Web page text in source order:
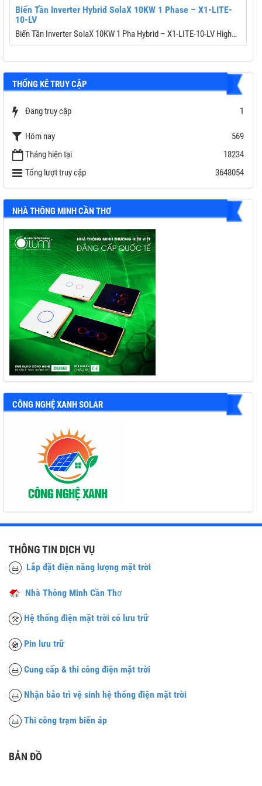
Biến Tần Inverter Hybrid SolaX 10KW 1 Phase – X1-LITE-
10-LV
Biến Tần Inverter SolaX 10KW 1 Pha Hybrid – X1-LITE-10-LV High
Performance
Thương hiệu: Solax Power
Công suất PV tối đa: 20,000 Wp
Điện áp PV tối đa: 600 V
Dòng sạc/xả tối đa: 220 A / 220 A
Bảo hành: 7 năm ( 10 năm với combo Battery SOLAX )
THỐNG KÊ TRUY CẬP
Đang truy cập 1
Hôm nay
569
Tháng hiện tại
18234
Tổng lượt truy cập
3648054
NHÀ THÔNG MINH CẦN THƠ
CÔNG NGHỆ XANH SOLAR
THÔNG TIN DỊCH VỤ
Lắp đặt điện năng lượng mặt trời
Nhà Thông Minh Cần Thơ
Hệ thống điện mặt trời có lưu trữ
Pin lưu trữ
Cung cấp & thi công điện mặt trời
Nhận bảo trì vệ sinh hệ thống điện mặt trời
Thi công trạm biến áp
BẢN ĐỒ